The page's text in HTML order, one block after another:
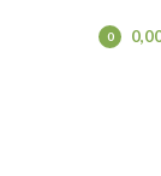
0
et-bois-